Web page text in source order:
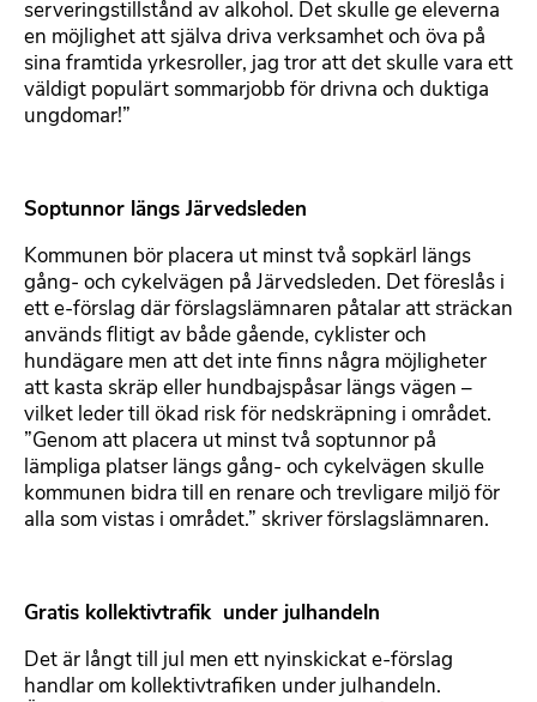
serveringstillstånd av alkohol. Det skulle ge eleverna
en möjlighet att själva driva verksamhet och öva på
sina framtida yrkesroller, jag tror att det skulle vara ett
väldigt populärt sommarjobb för drivna och duktiga
ungdomar!”
Soptunnor längs Järvedsleden
Kommunen bör placera ut minst två sopkärl längs
gång- och cykelvägen på Järvedsleden. Det föreslås i
ett e-förslag där förslagslämnaren påtalar att sträckan
används flitigt av både gående, cyklister och
hundägare men att det inte finns några möjligheter
att kasta skräp eller hundbajspåsar längs vägen –
vilket leder till ökad risk för nedskräpning i området.
”Genom att placera ut minst två soptunnor på
lämpliga platser längs gång- och cykelvägen skulle
kommunen bidra till en renare och trevligare miljö för
alla som vistas i området.” skriver förslagslämnaren.
Gratis kollektivtrafik under julhandeln
Det är långt till jul men ett nyinskickat e-förslag
handlar om kollektivtrafiken under julhandeln.